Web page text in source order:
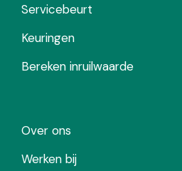
Servicebeurt
Keuringen
Bereken inruilwaarde
Over ons
Werken bij